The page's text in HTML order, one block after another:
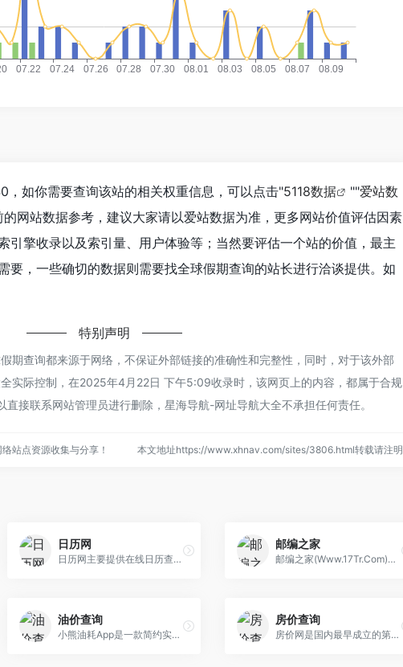
如你需要查询该站的相关权重信息，可以点击"5118数据 ""爱站数
的网站数据参考，建议大家请以爱站数据为准，更多网站价值评估因素
引擎收录以及索引量、用户体验等；当然要评估一个站的价值，最主
要，一些确切的数据则需要找全球假期查询的站长进行洽谈提供。如
特别声明
期查询都来源于网络，不保证外部链接的准确性和完整性，同时，对于该外部
实际控制，在2025年4月22日 下午5:09收录时，该网页上的内容，都属于合规
接联系网站管理员进行删除，星海导航-网址导航大全不承担任何责任。
站点资源收集与分享！ 本文地址https://www.xhnav.com/sites/3806.html转载请注明
日历网
日历网主要提供在线日历查询，农历、节日、节气等方面的内容。
邮编之家
邮编之家(Www.17Tr.Com)世界各地邮政编码查询平台。
油价查询
小熊油耗App是一款简约实用的油耗统计与计算软件，帮助用户记录真实油耗！
房价查询
房价网是国内最早成立的第三方线上房产估价平台，建立了中国领先的房产大数据库（CPDB），提供全国367个城市基于地址的房产大数据服务。